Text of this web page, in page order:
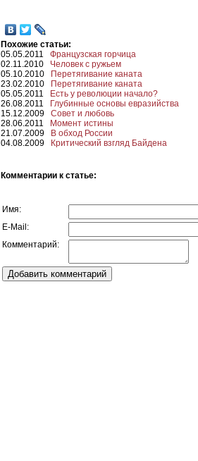
Похожие статьи:
05.05.2011 Французская горчица
02.11.2010 Человек с ружьем
05.10.2010
Перетягивание каната
23.02.2010
Перетягивание каната
05.05.2011
Есть у революции начало?
26.08.2011
Глубинные основы евразийства
15.12.2009 Совет и любовь
28.06.2011
Момент истины
21.07.2009
В обход России
04.08.2009
Критический взгляд Байдена
Комментарии к статье:
Имя:
E-Mail:
Комментарий: